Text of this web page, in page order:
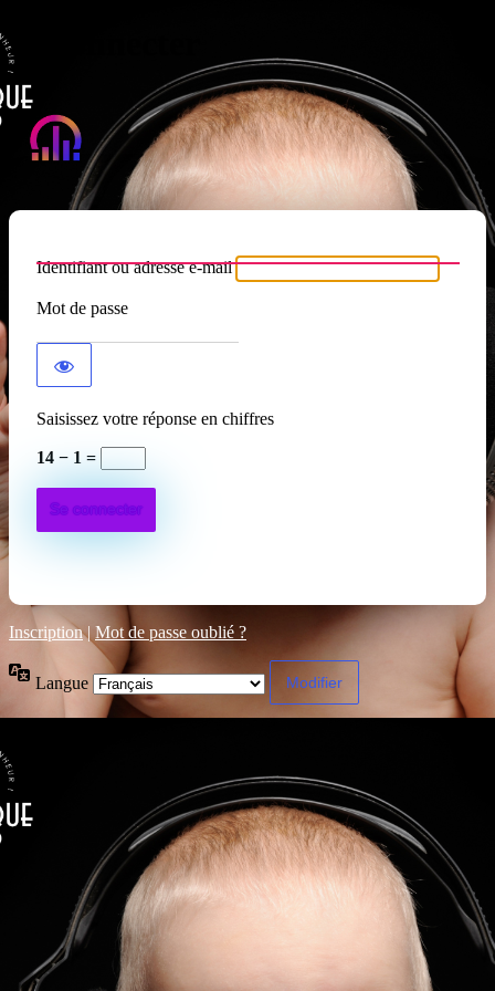
Se connecter
Atypique RADIO
Identifiant ou adresse e-mail
Mot de passe
Saisissez votre réponse en chiffres
14 − 1 =
Inscription| Mot de passe oublié ?
Langue